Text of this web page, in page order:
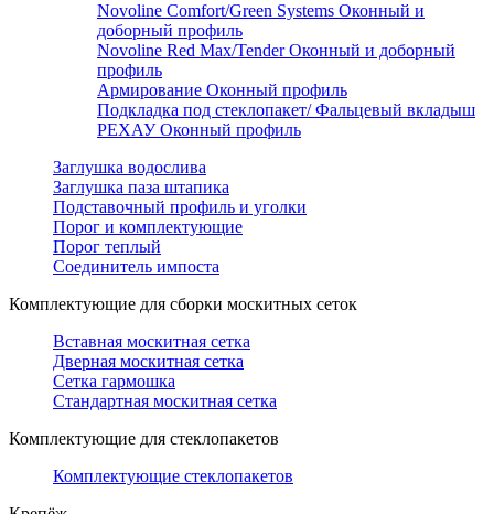
Novoline Comfort/Green Systems Оконный и
доборный профиль
Novoline Red Max/Tender Оконный и доборный
профиль
Армирование Оконный профиль
Подкладка под стеклопакет/ Фальцевый вкладыш
РЕХАУ Оконный профиль
Заглушка водослива
Заглушка паза штапика
Подставочный профиль и уголки
Порог и комплектующие
Порог теплый
Соединитель импоста
Комплектующие для сборки москитных сеток
Вставная москитная сетка
Дверная москитная сетка
Сетка гармошка
Стандартная москитная сетка
Комплектующие для стеклопакетов
Комплектующие стеклопакетов